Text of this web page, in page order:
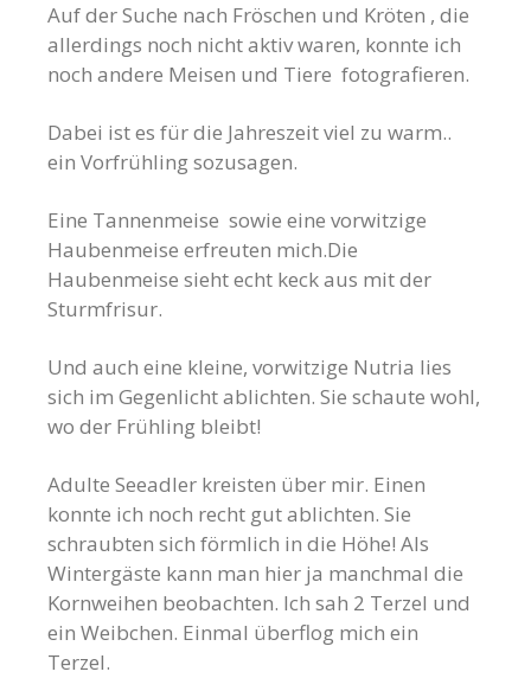
Auf der Suche nach Fröschen und Kröten , die
allerdings noch nicht aktiv waren, konnte ich
noch andere Meisen und Tiere fotografieren.
Dabei ist es für die Jahreszeit viel zu warm..
ein Vorfrühling sozusagen.
Eine Tannenmeise sowie eine vorwitzige
Haubenmeise erfreuten mich.Die
Haubenmeise sieht echt keck aus mit der
Sturmfrisur.
Und auch eine kleine, vorwitzige Nutria lies
sich im Gegenlicht ablichten. Sie schaute wohl,
wo der Frühling bleibt!
Adulte Seeadler kreisten über mir. Einen
konnte ich noch recht gut ablichten. Sie
schraubten sich förmlich in die Höhe! Als
Wintergäste kann man hier ja manchmal die
Kornweihen beobachten. Ich sah 2 Terzel und
ein Weibchen. Einmal überflog mich ein
Terzel.